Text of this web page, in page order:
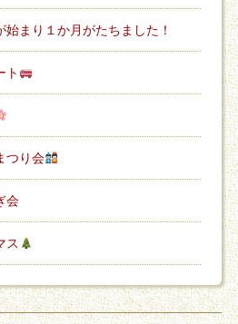
始まり１か月がたちました！
ト
つり会
会
ス